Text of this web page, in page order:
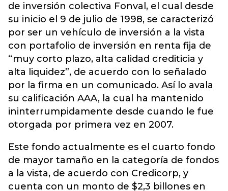
de inversión colectiva Fonval, el cual desde
su inicio el 9 de julio de 1998, se caracterizó
por ser un vehículo de inversión a la vista
con portafolio de inversión en renta fija de
“muy corto plazo, alta calidad crediticia y
alta liquidez”, de acuerdo con lo señalado
por la firma en un comunicado. Así lo avala
su calificación AAA, la cual ha mantenido
ininterrumpidamente desde cuando le fue
otorgada por primera vez en 2007.
Este fondo actualmente es el cuarto fondo
de mayor tamaño en la categoría de fondos
a la vista, de acuerdo con Credicorp, y
cuenta con un monto de $2,3 billones en